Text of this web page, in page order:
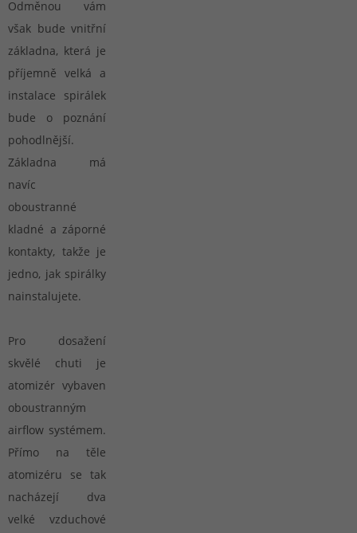
Odměnou vám
však bude vnitřní
základna, která je
příjemně velká a
instalace spirálek
bude o poznání
pohodlnější.
Základna má
navíc
oboustranné
kladné a záporné
kontakty, takže je
jedno, jak spirálky
nainstalujete.
Pro dosažení
skvělé chuti je
atomizér vybaven
oboustranným
airflow systémem.
Přímo na těle
atomizéru se tak
nacházejí dva
velké vzduchové